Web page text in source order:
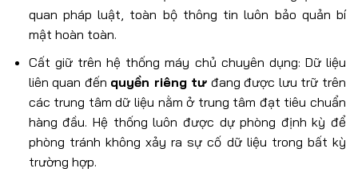
quan pháp luật, toàn bộ thông tin luôn bảo quản bí
mật hoàn toàn.
Cất giữ trên hệ thống máy chủ chuyên dụng: Dữ liệu
liên quan đến quyền riêng tư đang được lưu trữ trên
các trung tâm dữ liệu nằm ở trung tâm đạt tiêu chuẩn
hàng đầu. Hệ thống luôn được dự phòng định kỳ để
phòng tránh không xảy ra sự cố dữ liệu trong bất kỳ
trường hợp.